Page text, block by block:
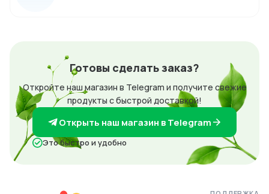
Готовы сделать заказ?
Откройте наш магазин в Telegram и получите свежие
продукты с быстрой доставкой!
Открыть наш магазин в Telegram
Это быстро и удобно